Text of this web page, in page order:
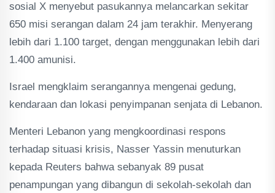
sosial X menyebut pasukannya melancarkan sekitar
650 misi serangan dalam 24 jam terakhir. Menyerang
lebih dari 1.100 target, dengan menggunakan lebih dari
1.400 amunisi.
Israel mengklaim serangannya mengenai gedung,
kendaraan dan lokasi penyimpanan senjata di Lebanon.
Menteri Lebanon yang mengkoordinasi respons
terhadap situasi krisis, Nasser Yassin menuturkan
kepada Reuters bahwa sebanyak 89 pusat
penampungan yang dibangun di sekolah-sekolah dan